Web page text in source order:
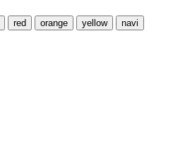
red orange yellow
navi